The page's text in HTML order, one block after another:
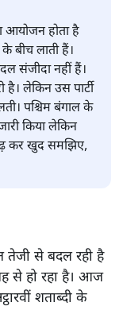
होता है
के बीच लाती हैं।
संजीदा नहीं हैं।
है। लेकिन उस पार्टी
पश्चिम बंगाल के
किया लेकिन
कर खुद समझिए,
तेजी से बदल रही है
से हो रहा है। आज
शताब्दी के